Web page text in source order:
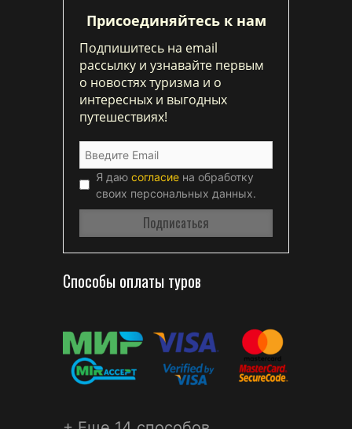
Присоединяйтесь к нам
Подпишитесь на email
рассылку и узнавайте первым
о новостях туризма и о
интересных и выгодных
путешествиях!
Я даю согласие на обработку
своих персональных данных.
Способы оплаты туров